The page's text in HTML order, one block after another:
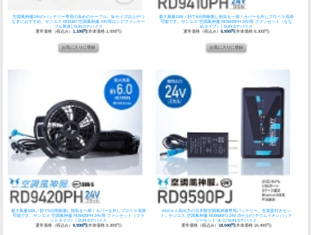
空調風神服24Vのバッテリー専用の長めのケーブル。5Lサイズ以上やつ
なぎにおすすめ。サンエス RD9397 空調風神服 24V用ロングファンケー
ブル単体│SUN-Sデバイス
通常価格（税込み）1,100円(本体価格:1,000円)
最大風量100ℓ／秒で5分間稼働し熱気を一掃！カバーを外しプロペラ清掃
可能です。 サンエス 空調風神服 RD9410PH 24V用 ファンセット（なな
めタイプ）│SUN-Sデバイス
通常価格（税込み） 6,930円(本体価格:6,300円)
最大風量100ℓ／秒で5分間稼働し熱気を一掃！カバーを外しプロペラ清掃
可能です。サンエス 空調風神服 RD9420PH 24V用 ファンセット（フラ
ットタイプ）│SUN-Sデバイス
通常価格（税込み）6,930円(本体価格:6,300円)
24ボルト高出力の日本製空調風神服専用バッテリー。充電器付きセッ
ト。 サンエス 空調風神服 RD9590PJ 24V (5セル)リチウムイオンバッテ
リーセット JL-1│SUN-Sデバイス
通常価格（税込み） 18,040円(本体価格:16,400円)